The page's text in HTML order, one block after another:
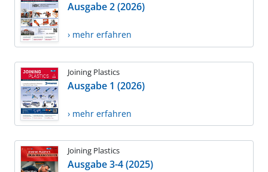
Ausgabe 2 (2026)
› mehr erfahren
Joining Plastics
Ausgabe 1 (2026)
› mehr erfahren
Joining Plastics
Ausgabe 3-4 (2025)